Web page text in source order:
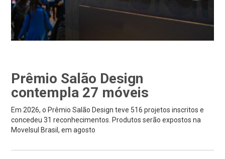
Prêmio Salão Design
contempla 27 móveis
Em 2026, o Prêmio Salão Design teve 516 projetos inscritos e
concedeu 31 reconhecimentos. Produtos serão expostos na
Movelsul Brasil, em agosto